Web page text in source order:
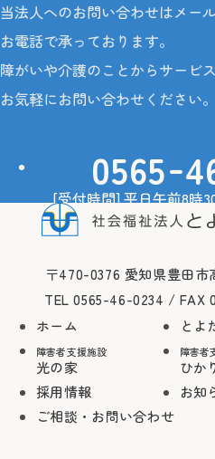
当法人へのお問い合わせはメー
お電話で承っております。
障がいや介護のことからサービ
お気軽にお問い合わせください。
0565-
[受付時間] 平日午前8時
ご相談・お
〒470-0376 愛知県豊田
TEL 0565-46-0234 / FAX
ホーム
とよ
障害者支援施設
光の家
障害者
ひか
採用情報
お知
ご相談・お問い合わせ